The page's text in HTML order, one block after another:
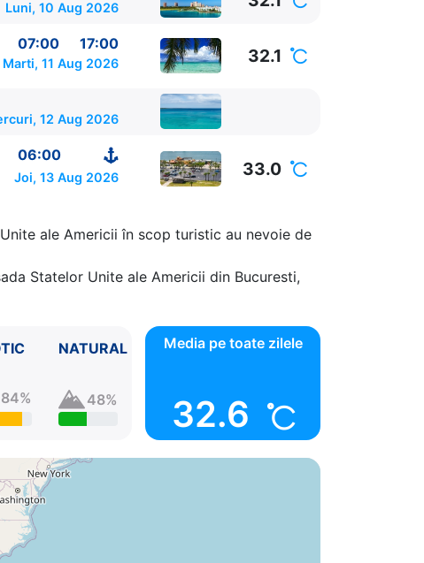
Luni, 10 Aug 2026
07:00
17:00
Marti, 11 Aug 2026 32.1
12 Aug 2026
06:00
Joi, 13 Aug 2026 33.0
ale Americii în scop turistic au nevoie de
Statelor Unite ale Americii din Bucuresti,
84%
NATURAL
48%
Media pe toate zilele
32.6